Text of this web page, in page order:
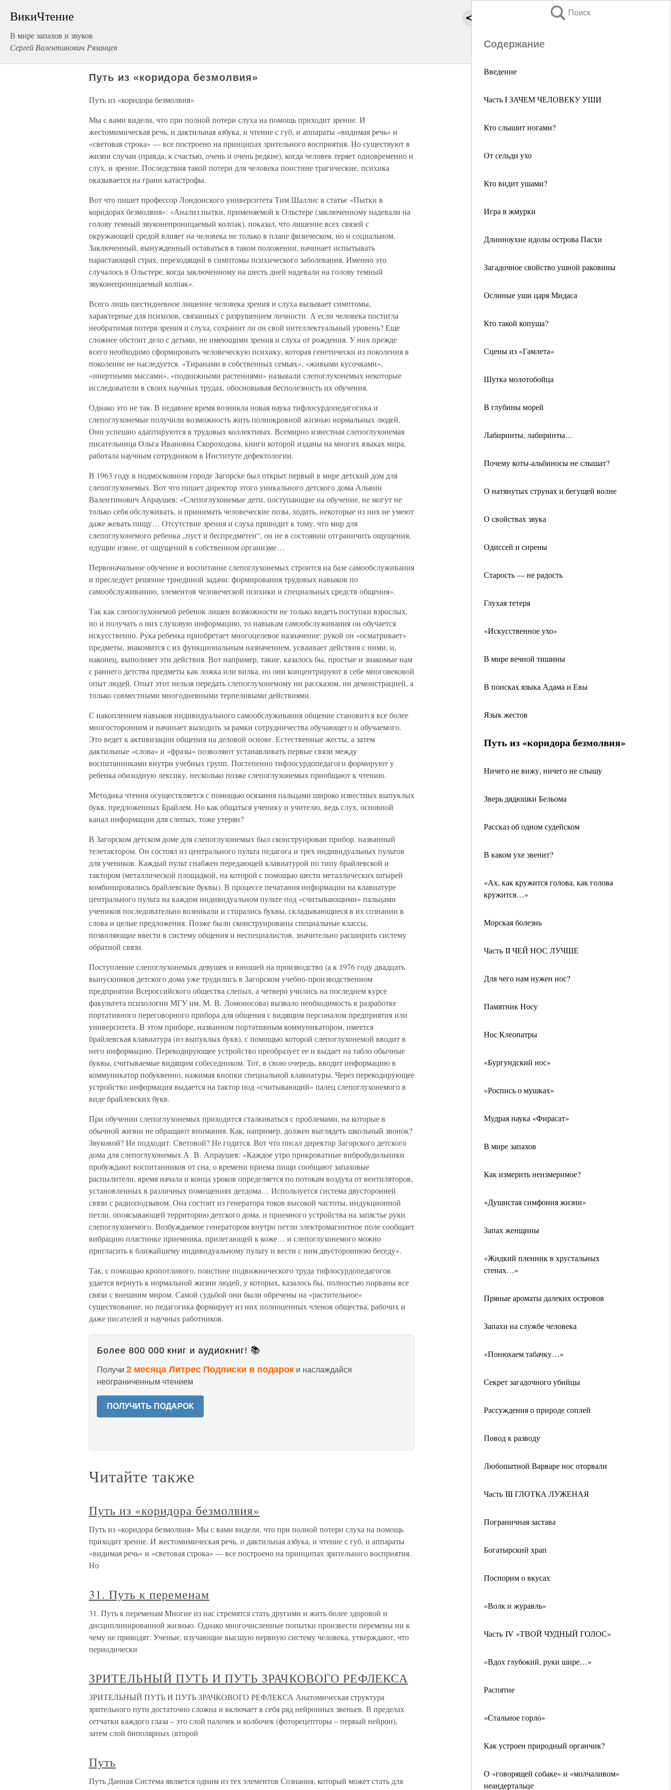
ВикиЧтение
В мире запахов и звуков
Сергей Валентинович Рязанцев
Поиск
Содержание
Введение
Часть I ЗАЧЕМ ЧЕЛОВЕКУ УШИ
Кто слышит ногами?
От сельди ухо
Кто видит ушами?
Игра в жмурки
Длинноухие идолы острова Пасхи
Загадочное свойство ушной раковины
Ослиные уши царя Мидаса
Кто такой копуша?
Сцены из «Гамлета»
Шутка молотобойца
В глубины морей
Лабиринты, лабиринты…
Почему коты-альбиносы не слышат?
О натянутых струнах и бегущей волне
О свойствах звука
Одиссей и сирены
Старость — не радость
Глухая тетеря
«Искусственное ухо»
В мире вечной тишины
В поисках языка Адама и Евы
Язык жестов
Путь из «коридора безмолвия»
Ничего не вижу, ничего не слышу
Зверь дядюшки Бельома
Рассказ об одном судейском
В каком ухе звенит?
«Ах, как кружится голова, как голова
кружится…»
Морская болезнь
Часть II ЧЕЙ НОС ЛУЧШЕ
Для чего нам нужен нос?
Памятник Носу
Нос Клеопатры
«Бургундский нос»
«Роспись о мушках»
Мудрая наука «Фирасат»
В мире запахов
Как измерить неизмеримое?
«Душистая симфония жизни»
Запах женщины
«Жидкий пленник в хрустальных
стенах…»
Пряные ароматы далеких островов
Запахи на службе человека
«Понюхаем табачку…»
Секрет загадочного убийцы
Рассуждения о природе соплей
Повод к разводу
Любопытной Варваре нос оторвали
Часть III ГЛОТКА ЛУЖЕНАЯ
Пограничная застава
Богатырский храп
Поспорим о вкусах
«Волк и журавль»
Часть IV «ТВОЙ ЧУДНЫЙ ГОЛОС»
«Вдох глубокий, руки шире…»
Распятие
«Стальное горло»
Как устроен природный органчик?
О «говорящей собаке» и «молчаливом»
неандертальце
Путь из «коридора безмолвия»
Путь из «коридора безмолвия»
Мы с вами видели, что при полной потери слуха на помощь приходит зрение. И
жестомимическая речь, и дактильная азбука, и чтение с губ, и аппараты «видимая речь» и
«световая строка» — все построено на принципах зрительного восприятия. Но существуют в
жизни случаи (правда, к счастью, очень и очень редкие), когда человек теряет одновременно и
слух, и зрение. Последствия такой потери для человека поистине трагические, психика
оказывается на грани катастрофы.
Вот что пишет профессор Лондонского университета Тим Шаллис в статье «Пытки в
коридорах безмолвия»: «Анализ пытки, применяемой в Ольстере (заключенному надевали на
голову темный звуконепроницаемый колпак), показал, что лишение всех связей с
окружающей средой влияет на человека не только в плане физическом, но и социальном.
Заключенный, вынужденный оставаться в таком положении, начинает испытывать
нарастающий страх, переходящий в симптомы психического заболевания. Именно это
случалось в Ольстере, когда заключенному на шесть дней надевали на голову темный
звуконепроницаемый колпак».
Всего лишь шестидневное лишение человека зрения и слуха вызывает симптомы,
характерные для психозов, связанных с разрушением личности. А если человека постигла
необратимая потеря зрения и слуха, сохранит ли он свой интеллектуальный уровень? Еще
сложнее обстоит дело с детьми, не имеющими зрения и слуха от рождения. У них прежде
всего необходимо сформировать человеческую психику, которая генетически из поколения в
поколение не наследуется. «Тиранами в собственных семьях», «живыми кусочками»,
«инертными массами», «подвижными растениями» называли слепоглухонемых некоторые
исследователи в своих научных трудах, обосновывая бесполезность их обучения.
Однако это не так. В недавнее время возникла новая наука тифлосурдопедагогика и
слепоглухонемые получили возможность жить полнокровной жизнью нормальных людей.
Они успешно адаптируются в трудовых коллективах. Всемирно известная слепоглухонемая
писательница Ольга Ивановна Скороходова, книги которой изданы на многих языках мира,
работала научным сотрудником в Институте дефектологии.
В 1963 году в подмосковном городе Загорске был открыт первый в мире детский дом для
слепоглухонемых. Вот что пишет директор этого уникального детского дома Альвин
Валентинович Апраушев: «Слепоглухонемые дети, поступающие на обучение, не могут не
только себя обслуживать, и принимать человеческие позы, ходить, некоторые из них не умеют
даже жевать пищу… Отсутствие зрения и слуха приводит к тому, что мир для
слепоглухонемого ребенка „пуст и беспредметен“, он не в состоянии отграничить ощущения,
идущие извне, от ощущений в собственном организме…
Первоначальное обучение и воспитание слепоглухонемых строится на базе самообслуживания
и преследует решение триединой задачи: формирования трудовых навыков по
самообслуживанию, элементов человеческой психики и специальных средств общения».
Так как слепоглухонемой ребенок лишен возможности не только видеть поступки взрослых,
но и получать о них слуховую информацию, то навыкам самообслуживания он обучается
искусственно. Рука ребенка приобретает многоцелевое назначение: рукой он «осматривает»
предметы, знакомится с их функциональным назначением, усваивает действия с ними, и,
наконец, выполняет эти действия. Вот например, такие, казалось бы, простые и знакомые нам
с раннего детства предметы как ложка или вилка, но они концентрируют в себе многовековой
опыт людей. Опыт этот нельзя передать слепоглухонемому ни рассказом, ни демонстрацией, а
только совместными многодневными терпеливыми действиями.
С накоплением навыков индивидуального самообслуживания общение становится все более
многосторонним и начинает выходить за рамки сотрудничества обучающего и обучаемого.
Это ведет к активизации общения на деловой основе. Естественные жесты, а затем
дактильные «слова» и «фразы» позволяют устанавливать первые связи между
воспитанниками внутри учебных групп. Постепенно тифлосурдопедагоги формируют у
ребенка обиходную лексику, несколько позже слепоглухонемых приобщают к чтению.
Методика чтения осуществляется с помощью осязания пальцами широко известных выпуклых
букв, предложенных Брайлем. Но как общаться ученику и учителю, ведь слух, основной
канал информации для слепых, тоже утерян?
В Загорском детском доме для слепоглухонемых был сконструирован прибор, названный
телетактором. Он состоял из центрального пульта педагога и трех индивидуальных пультов
для учеников. Каждый пульт снабжен передающей клавиатурой по типу брайлевской и
тактором (металлической площадкой, на которой с помощью шести металлических штырей
комбинировались брайлевские буквы). В процессе печатания информации на клавиатуре
центрального пульта на каждом индивидуальном пульте под «считывающими» пальцами
учеников последовательно возникали и стирались буквы, складывающиеся в их сознании в
слова и целые предложения. Позже были сконструированы специальные классы,
позволяющие ввести в систему общения и неспециалистов, значительно расширить систему
обратной связи.
Поступление слепоглухонемых девушек и юношей на производство (а к 1976 году двадцать
выпускников детского дома уже трудились в Загорском учебно-производственном
предприятии Всероссийского общества слепых, а четверо учились на последнем курсе
факультета психологии МГУ им. М. В. Ломоносова) вызвало необходимость в разработке
портативного переговорного прибора для общения с видящим персоналом предприятия или
университета. В этом приборе, названном портативным коммуникатором, имеется
брайлевская клавиатура (из выпуклых букв), с помощью которой слепоглухонемой вводит в
него информацию. Перекодирующее устройство преобразует ее и выдает на табло обычные
буквы, считываемые видящим собеседником. Тот, в свою очередь, вводит информацию в
коммуникатор побуквенно, нажимая кнопки специальной клавиатуры. Через перекодирующее
устройство информация выдается на тактор под «считывающий» палец слепоглухонемого в
виде брайлевских букв.
При обучении слепоглухонемых приходится сталкиваться с проблемами, на которые в
обычной жизни не обращают внимания. Как, например, должен выглядеть школьный звонок?
Звуковой? Не подходит. Световой? Не годится. Вот что писал директор Загорского детского
дома для слепоглухонемых А. В. Апраушев: «Каждое утро прикроватные вибробудильники
пробуждают воспитанников от сна, о времени приема пищи сообщают запаховые
распылители, время начала и конца уроков определяется по потокам воздуха от вентиляторов,
установленных в различных помещениях детдома… Используется система двусторонней
связи с радиоподзывом. Она состоит из генератора токов высокой частоты, индукционной
петли, опоясывающей территорию детского дома, и приемного устройства на запястье руки
слепоглухонемого. Возбуждаемое генератором внутри петли электромагнитное поле сообщает
вибрацию пластинке приемника, прилегающей к коже… и слепоглухонемого можно
пригласить к ближайшему индивидуальному пульту и вести с ним двустороннюю беседу».
Так, с помощью кропотливого, поистине подвижнического труда тифлосурдопедагогов
удается вернуть к нормальной жизни людей, у которых, казалось бы, полностью порваны все
связи с внешним миром. Самой судьбой они были обречены на «растительное»
существование, но педагогика формирует из них полноценных членов общества, рабочих и
даже писателей и научных работников.
Более 800 000 книг и аудиокниг! 📚
Получи 2 месяца Литрес Подписки в подарок и наслаждайся
неограниченным чтением
ПОЛУЧИТЬ ПОДАРОК
Читайте также
Путь из «коридора безмолвия»
Путь из «коридора безмолвия» Мы с вами видели, что при полной потери слуха на помощь
приходит зрение. И жестомимическая речь, и дактильная азбука, и чтение с губ, и аппараты
«видимая речь» и «световая строка» — все построено на принципах зрительного восприятия.
Но
31. Путь к переменам
31. Путь к переменам Многие из нас стремятся стать другими и жить более здоровой и
дисциплинированной жизнью. Однако многочисленные попытки произвести перемены ни к
чему не приводят. Ученые, изучающие высшую нервную систему человека, утверждают, что
периодически
ЗРИТЕЛЬНЫЙ ПУТЬ И ПУТЬ ЗРАЧКОВОГО РЕФЛЕКСА
ЗРИТЕЛЬНЫЙ ПУТЬ И ПУТЬ ЗРАЧКОВОГО РЕФЛЕКСА Анатомическая структура
зрительного пути достаточно сложна и включает в себя ряд нейронных звеньев. В пределах
сетчатки каждого глаза – это слой палочек и колбочек (фоторецепторы – первый нейрон),
затем слой биполярных (второй
Путь
Путь Данная Система является одним из тех элементов Сознания, который может стать для